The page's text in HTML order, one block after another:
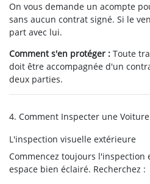
On vous demande un acompte
sans aucun contrat signé. Si le
part avec lui.
Comment s'en protéger : Toute
doit être accompagnée d'un
deux parties.
4. Comment Inspecter une
L'inspection visuelle extérieure
Commencez toujours l'inspection
espace bien éclairé. Recherchez :